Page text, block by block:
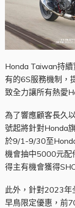
Honda Taiwan持
有的6S服務機制，
致全力讓所有熱愛
為了響應顧客長久
號起將針對Honda
於9/1-9/30至
機會抽中5000元配
得主有機會獲得
此外，針對2023年
早鳥限定優惠，前